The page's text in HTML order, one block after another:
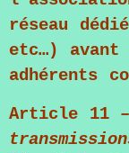
réseau
etc…) avant
adhérents
Article 11